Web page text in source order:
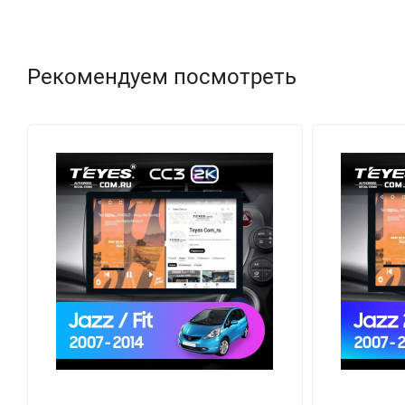
Рекомендуем посмотреть